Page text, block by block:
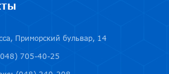
Приморский бульвар, 14
705-40-25